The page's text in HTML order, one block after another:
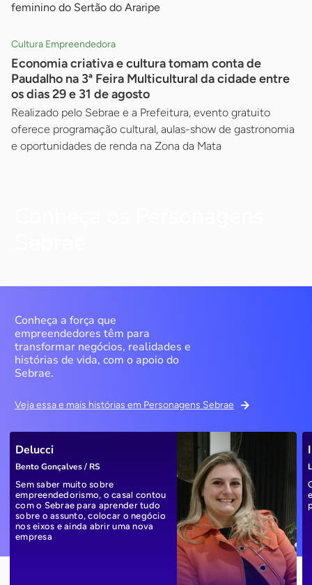
feminino do Sertão do Araripe
Cultura Empreendedora
Economia criativa e cultura tomam conta de
Paudalho na 3ª Feira Multicultural da cidade entre
os dias 29 e 31 de agosto
Realizado pelo Sebrae e a Prefeitura, evento gratuito
oferece programação cultural, aulas-show de gastronomia
e oportunidades de renda na Zona da Mata
Conheça a força que
empreendedores têm para
transformar negócios, realidades e
histórias de vida, com o apoio do
Sebrae.
Veja essa e mais histórias em Personagens Sebrae
Delucci
Bento Gonçalves / RS
Sem saber muito sobre
empreendedorismo, o casal contou
com o Sebrae para aprender tudo
sobre o assunto, colocar o negócio
nos eixos e ainda abrir uma nova
empresa